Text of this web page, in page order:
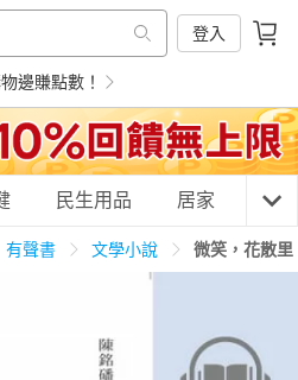
登入
邊賺點數！
民生用品 居家 3C
有聲書 文學小說 微笑，花散里